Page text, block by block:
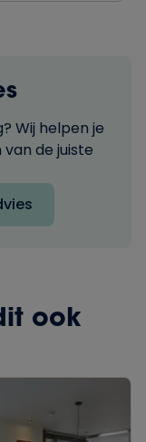
Wij helpen je
de juiste
ook